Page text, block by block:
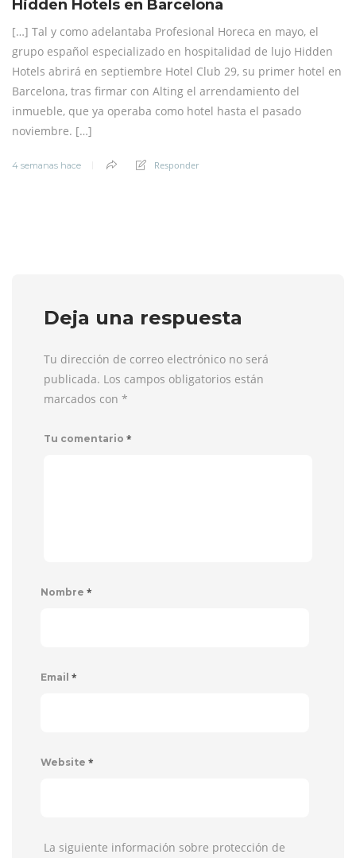
Hidden Hotels en Barcelona
[…] Tal y como adelantaba Profesional Horeca en mayo, el
grupo español especializado en hospitalidad de lujo Hidden
Hotels abrirá en septiembre Hotel Club 29, su primer hotel en
Barcelona, tras firmar con Alting el arrendamiento del
inmueble, que ya operaba como hotel hasta el pasado
noviembre. […]
4 semanas hace Responder
Deja una respuesta
Tu dirección de correo electrónico no será
publicada. Los campos obligatorios están
marcados con *
Tu comentario *
Nombre *
Email *
Website *
La siguiente información sobre protección de